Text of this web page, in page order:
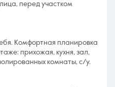
перед участком
Комфортная планировка
прихожая, кухня, зал,
комнаты, с/у.